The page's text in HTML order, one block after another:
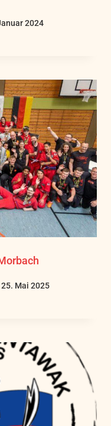
2024
25. Mai 2025